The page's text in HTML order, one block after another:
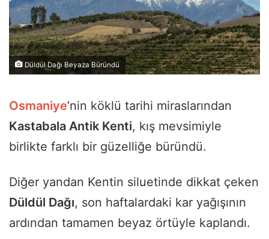
Düldül Dağı Beyaza Büründü
Osmaniye’nin köklü tarihi miraslarından
Kastabala Antik Kenti, kış mevsimiyle
birlikte farklı bir güzelliğe büründü.
Diğer yandan Kentin siluetinde dikkat çeken
Düldül Dağı, son haftalardaki kar yağışının
ardından tamamen beyaz örtüyle kaplandı.